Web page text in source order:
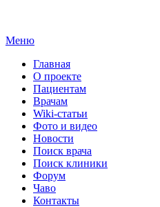
Меню
Главная
О проекте
Пациентам
Врачам
Wiki-статьи
Фото и видео
Новости
Поиск врача
Поиск клиники
Форум
Чаво
Контакты